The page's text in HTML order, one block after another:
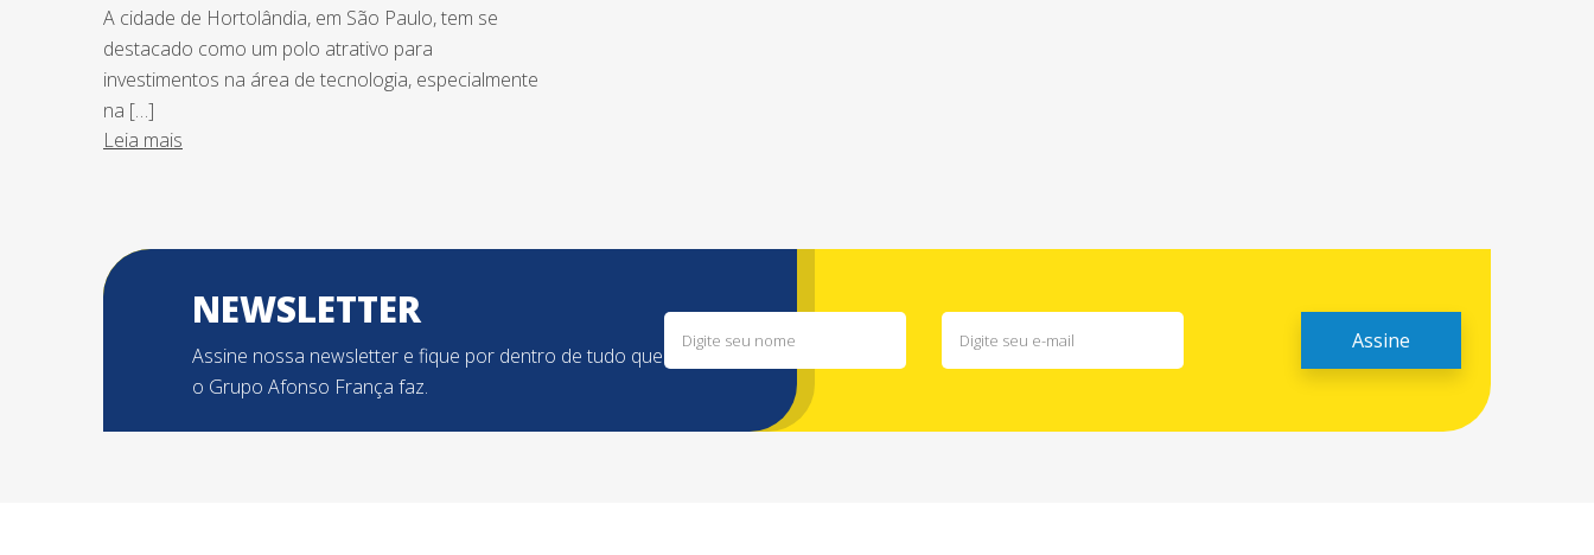
A cidade de Hortolândia, em São Paulo, tem se
destacado como um polo atrativo para
investimentos na área de tecnologia, especialmente
na […]
Leia mais
NEWSLETTER
Assine nossa newsletter e fique por dentro de tudo que
o Grupo Afonso França faz.